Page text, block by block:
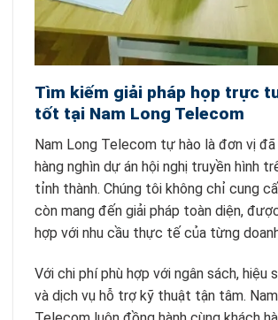
Tìm kiếm giải pháp họp trực
tốt tại Nam Long Telecom
Nam Long Telecom tự hào là đơn vị
hàng nghìn dự án hội nghị truyền hình
tỉnh thành. Chúng tôi không chỉ cung
còn mang đến giải pháp toàn diện,
hợp với nhu cầu thực tế của từng
Với chi phí phù hợp với ngân sách, hiệu
và dịch vụ hỗ trợ kỹ thuật tận tâm.